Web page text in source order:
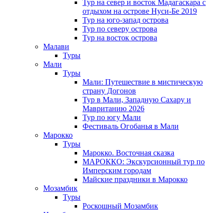
Тур на север и восток Мадагаскара с
отдыхом на острове Нуси-Бе 2019
Тур на юго-запад острова
Тур по северу острова
Тур на восток острова
Малави
Туры
Мали
Туры
Мали: Путешествие в мистическую
страну Догонов
Тур в Мали, Западную Сахару и
Мавританию 2026
Тур по югу Мали
Фестиваль Огобанья в Мали
Марокко
Туры
Марокко. Восточная сказка
МАРОККО: Экскурсионный тур по
Имперским городам
Майские праздники в Марокко
Мозамбик
Туры
Роскошный Мозамбик